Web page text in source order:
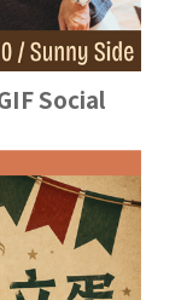
Social